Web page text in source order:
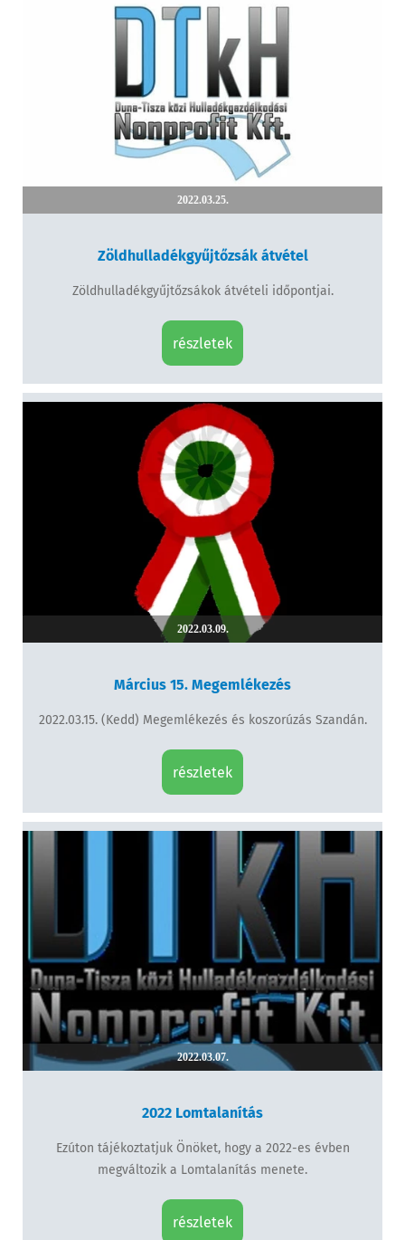
2022.03.25.
Zöldhulladékgyűjtőzsák átvétel
Zöldhulladékgyűjtőzsákok átvételi időpontjai.
részletek
2022.03.09.
Március 15. Megemlékezés
2022.03.15. (Kedd) Megemlékezés és koszorúzás Szandán.
részletek
2022.03.07.
2022 Lomtalanítás
Ezúton tájékoztatjuk Önöket, hogy a 2022-es évben
megváltozik a Lomtalanítás menete.
részletek